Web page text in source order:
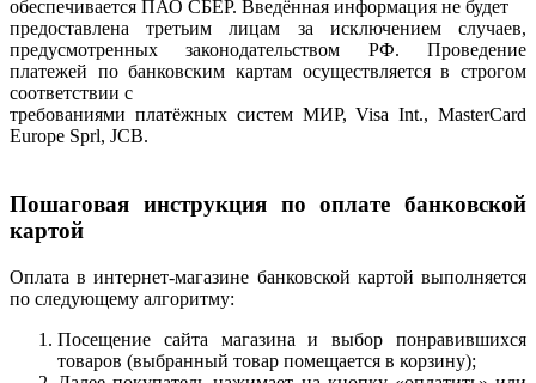
обеспечивается ПАО СБЕР. Введённая информация не будет
предоставлена третьим лицам за исключением случаев,
предусмотренных законодательством РФ. Проведение
платежей по банковским картам осуществляется в строгом
соответствии с
требованиями платёжных систем МИР, Visa Int., MasterCard
Europe Sprl, JCB.
Пошаговая инструкция по оплате банковской
картой
Оплата в интернет-магазине банковской картой выполняется
по следующему алгоритму:
Посещение сайта магазина и выбор понравившихся
товаров (выбранный товар помещается в корзину);